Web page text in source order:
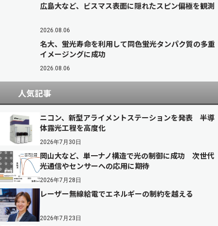
広島大など、ビスマス表面に隠れたスピン偏極を観測
2026.08.06
名大、蛍光寿命を利用して同色蛍光タンパク質の多重
イメージングに成功
2026.08.06
人気記事
ニコン、新型アライメントステーションを発表 半導
体露光工程を高度化
2026年7月30日
岡山大など、単一ナノ構造で光の制御に成功 次世代
光通信やセンサーへの応用に期待
2026年7月28日
レーザー無線給電でエネルギーの制約を越える
2026年7月23日